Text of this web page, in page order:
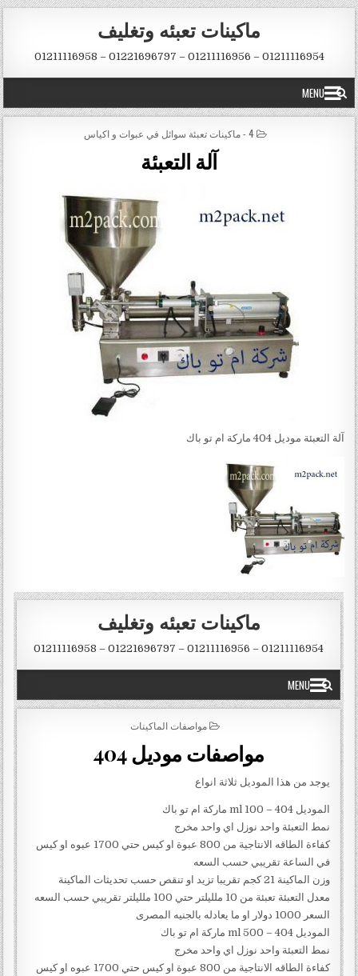
Skip to content
ماكينات تعبئه وتغليف
01211116954 – 01211116956 – 01221696797 – 01211116958
MENU
POSTED IN
4 - ماكينات تعبئة سوائل في عبوات و اكياس
آلة التعبئة
آلة التعبئة موديل 404 ماركة ام تو باك